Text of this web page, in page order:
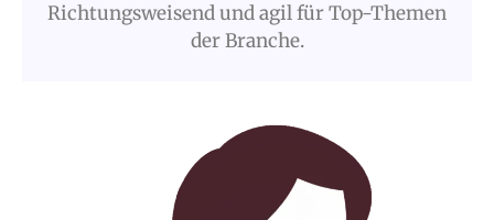
Richtungsweisend und agil für Top-Themen
der Branche.